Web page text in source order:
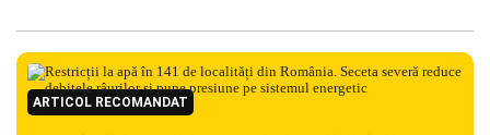
ARTICOL RECOMANDAT